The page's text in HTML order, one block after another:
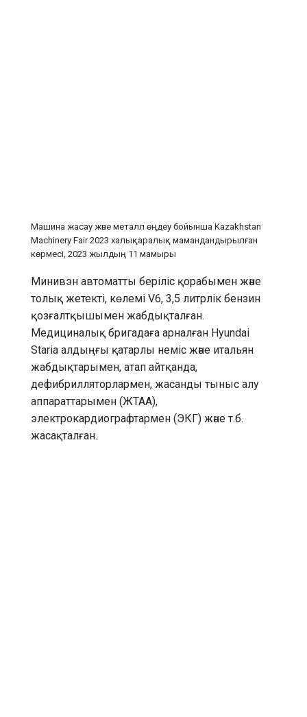
Машина жасау және металл өңдеу бойынша Kazakhstan
Machinery Fair 2023 халықаралық мамандандырылған
көрмесі, 2023 жылдың 11 мамыры
Минивэн автоматты беріліс қорабымен және
толық жетекті, көлемі V6, 3,5 литрлік бензин
қозғалтқышымен жабдықталған.
Медициналық бригадаға арналған Hyundai
Staria алдыңғы қатарлы неміс және итальян
жабдықтарымен, атап айтқанда,
дефибрилляторлармен, жасанды тыныс алу
аппараттарымен (ЖТАА),
электрокардиографтармен (ЭКГ) және т.б.
жасақталған.